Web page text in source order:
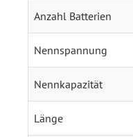
Anzahl Batterien
Nennspannung
Nennkapazität
Länge